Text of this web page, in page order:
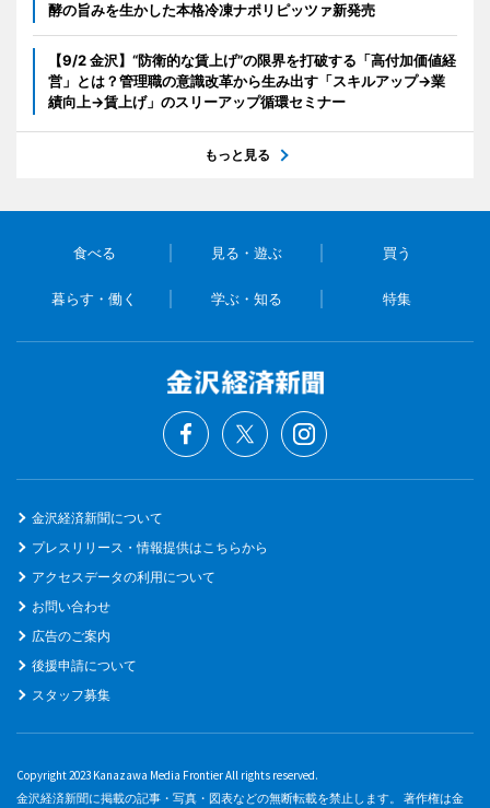
酵の旨みを生かした本格冷凍ナポリピッツァ新発売
【9/2 金沢】“防衛的な賃上げ”の限界を打破する「高付加価値経
営」とは？管理職の意識改革から生み出す「スキルアップ→業
績向上→賃上げ」のスリーアップ循環セミナー
もっと見る
食べる 見る・遊ぶ 買う
暮らす・働く 学ぶ・知る 特集
金沢経済新聞について
プレスリリース・情報提供はこちらから
アクセスデータの利用について
お問い合わせ
広告のご案内
後援申請について
スタッフ募集
Copyright 2023 Kanazawa Media Frontier All rights reserved.
金沢経済新聞に掲載の記事・写真・図表などの無断転載を禁止します。 著作権は金